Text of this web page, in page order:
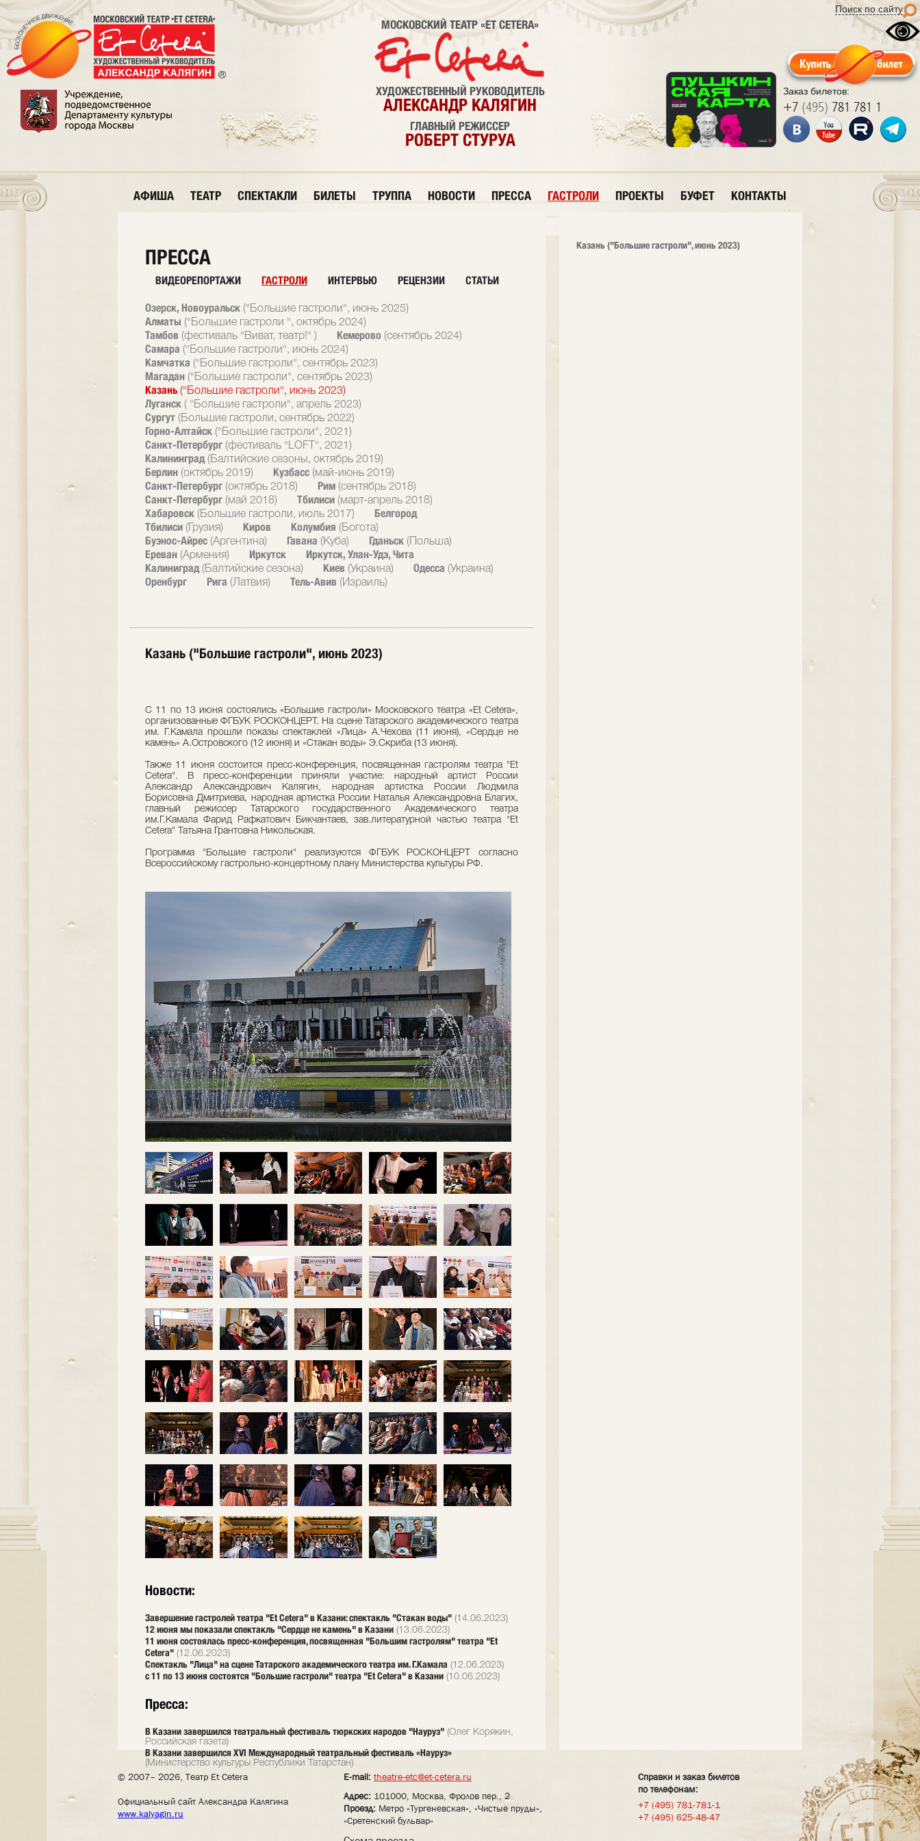
Поиск по сайту
Заказ билетов:
+7 (495) 781 781 1
МОСКОВСКИЙ ТЕАТР «ET CETERA»
ХУДОЖЕСТВЕННЫЙ РУКОВОДИТЕЛЬ
АЛЕКСАНДР КАЛЯГИН
ГЛАВНЫЙ РЕЖИССЕР
РОБЕРТ СТУРУА
АФИША ТЕАТР СПЕКТАКЛИ БИЛЕТЫ ТРУППА НОВОСТИ ПРЕССА ГАСТРОЛИ ПРОЕКТЫ БУФЕТ КОНТАКТЫ
Казань ("Большие гастроли", июнь 2023)
ПРЕССА
ВИДЕОРЕПОРТАЖИ ГАСТРОЛИ ИНТЕРВЬЮ РЕЦЕНЗИИ СТАТЬИ
Озерск, Новоуральск ("Большие гастроли", июнь 2025)
Алматы ("Большие гастроли ", октябрь 2024)
Тамбов (фестиваль "Виват, театр!" ) Кемерово (сентябрь 2024)
Самара ("Большие гастроли", июнь 2024)
Камчатка ("Большие гастроли", сентябрь 2023)
Магадан ("Большие гастроли", сентябрь 2023)
Казань ("Большие гастроли", июнь 2023)
Луганск ( "Большие гастроли", апрель 2023)
Сургут (Большие гастроли, сентябрь 2022)
Горно-Алтайск ("Большие гастроли", 2021)
Санкт-Петербург (фестиваль "LOFT", 2021)
Калининград (Балтийские сезоны, октябрь 2019)
Берлин (октябрь 2019) Кузбасс (май-июнь 2019)
Санкт-Петербург (октябрь 2018) Рим (сентябрь 2018)
Санкт-Петербург (май 2018) Тбилиси (март-апрель 2018)
Хабаровск (Большие гастроли, июль 2017)
Белгород
Тбилиси (Грузия) Киров Колумбия (Богота)
Буэнос-Айрес (Аргентина) Гавана (Куба) Гданьск (Польша)
Ереван (Армения) Иркутск
Иркутск, Улан-Удэ, Чита
Калиниград (Балтийские сезона) Киев (Украина) Одесса (Украина)
Оренбург Рига (Латвия) Тель-Авив (Израиль)
Казань ("Большие гастроли", июнь 2023)
С 11 по 13 июня состоялись «Большие гастроли» Московского театра «Et Cetera»,
организованные ФГБУК РОСКОНЦЕРТ. На сцене Татарского академического театра
им. Г.Камала прошли показы спектаклей «Лица» А.Чехова (11 июня), «Сердце не
камень» А.Островского (12 июня) и «Стакан воды» Э.Скриба (13 июня).
Также 11 июня состоится пресс-конференция, посвященная гастролям театра "Et
Cetera". В пресс-конференции приняли участие: народный артист России
Александр Александрович Калягин, народная артистка России Людмила
Борисовна Дмитриева, народная артистка России Наталья Александровна Благих,
главный режиссер Татарского государственного Академического театра
им.Г.Камала Фарид Рафкатович Бикчантаев, зав.литературной частью театра "Et
Cetera" Татьяна Грантовна Никольская.
Программа "Большие гастроли" реализуются ФГБУК РОСКОНЦЕРТ согласно
Всероссийскому гастрольно-концертному плану Министерства культуры РФ.
Новости:
Завершение гастролей театра "Et Cetera" в Казани: спектакль "Стакан воды" (14.06.2023)
12 июня мы показали спектакль "Сердце не камень" в Казани (13.06.2023)
11 июня состоялась пресс-конференция, посвященная "Большим гастролям" театра "Et
Cetera" (12.06.2023)
Спектакль "Лица" на сцене Татарского академического театра им. Г.Камала (12.06.2023)
с 11 по 13 июня состоятся "Большие гастроли" театра "Et Cetera" в Казани (10.06.2023)
Пресса:
В Казани завершился театральный фестиваль тюркских народов "Науруз" (Олег Корякин,
Российская газета)
В Казани завершился XVI Международный театральный фестиваль «Науруз»
(Министерство культуры Республики Татарстан)
© 2007– 2026, Театр Et Cetera
Официальный сайт Александра Калягина
www.kalyagin.ru
E-mail: theatre-etc@et-cetera.ru
Адрес: 101000, Москва, Фролов пер., 2
Проезд: Метро «Тургеневская», «Чистые пруды»,
«Сретенский бульвар»
Справки и заказ билетов
по телефонам:
+7 (495) 781-781-1
+7 (495) 625-48-47